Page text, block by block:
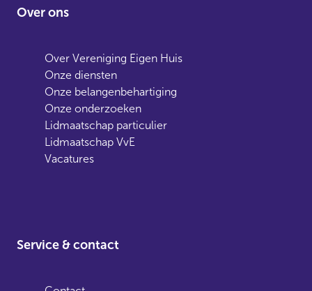
Over ons
Over Vereniging Eigen Huis
Onze diensten
Onze belangenbehartiging
Onze onderzoeken
Lidmaatschap particulier
Lidmaatschap VvE
Vacatures
Service & contact